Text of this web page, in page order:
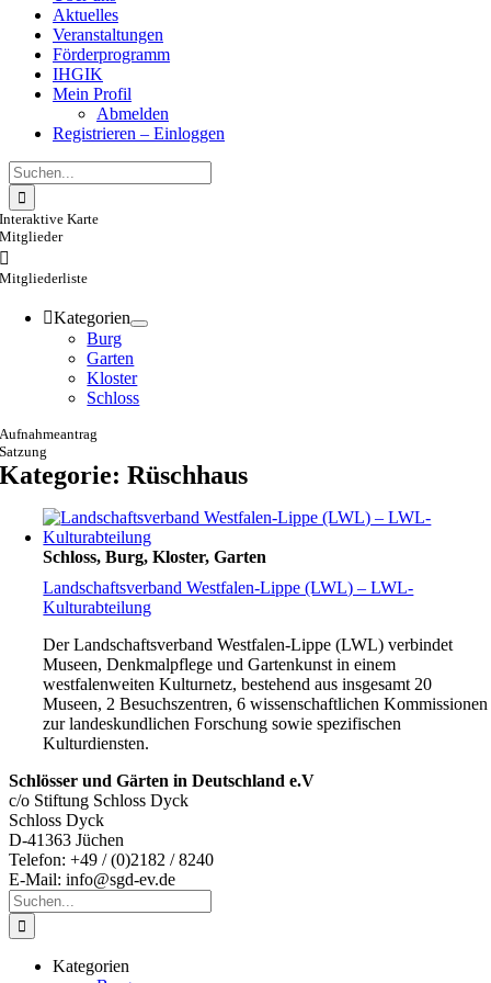
Aktuelles
Veranstaltungen
Förderprogramm
IHGIK
Mein Profil
Abmelden
Registrieren – Einloggen
Suche
nach:
Interaktive Karte
Mitglieder
Mitgliederliste
Kategorien
Burg
Garten
Kloster
Schloss
Aufnahmeantrag
Satzung
Kategorie: Rüschhaus
Schloss, Burg, Kloster, Garten
Landschaftsverband Westfalen-Lippe (LWL) – LWL-
Kulturabteilung
Der Landschaftsverband Westfalen-Lippe (LWL) verbindet
Museen, Denkmalpflege und Gartenkunst in einem
westfalenweiten Kulturnetz, bestehend aus insgesamt 20
Museen, 2 Besuchszentren, 6 wissenschaftlichen Kommissionen
zur landeskundlichen Forschung sowie spezifischen
Kulturdiensten.
Schlösser und Gärten in Deutschland e.V
c/o Stiftung Schloss Dyck
Schloss Dyck
D-41363 Jüchen
Telefon: +49 / (0)2182 / 8240
E-Mail: info@sgd-ev.de
Suche
nach:
Kategorien